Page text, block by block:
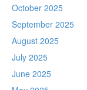
October 2025
September 2025
August 2025
July 2025
June 2025